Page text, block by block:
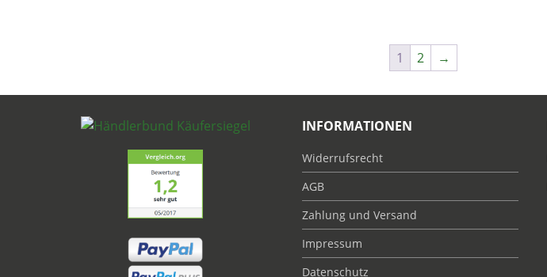
1 2 →
INFORMATIONEN
Widerrufsrecht
AGB
Zahlung und Versand
Impressum
Datenschutz